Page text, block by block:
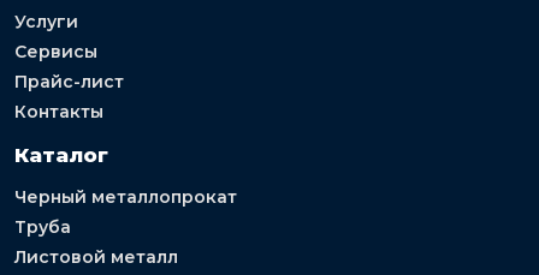
Услуги
Сервисы
Прайс-лист
Контакты
Каталог
Черный металлопрокат
Труба
Листовой металл